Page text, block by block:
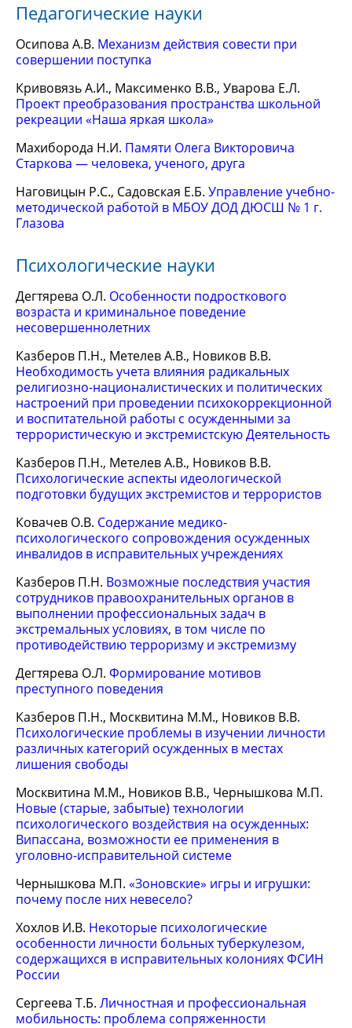
Педагогические науки
Осипова А.В. Механизм действия совести при
совершении поступка
Кривовязь А.И., Максименко В.В., Уварова Е.Л.
Проект преобразования пространства школьной
рекреации «Наша яркая школа»
Махиборода Н.И. Памяти Олега Викторовича
Старкова — человека, ученого, друга
Наговицын Р.С., Садовская Е.Б. Управление учебно-
методической работой в МБОУ ДОД ДЮСШ № 1 г.
Глазова
Психологические науки
Дегтярева О.Л. Особенности подросткового
возраста и криминальное поведение
несовершеннолетних
Казберов П.Н., Метелев А.В., Новиков В.В.
Необходимость учета влияния радикальных
религиозно-националистических и политических
настроений при проведении психокоррекционной
и воспитательной работы с осужденными за
террористическую и экстремистскую Деятельность
Казберов П.Н., Метелев А.В., Новиков В.В.
Психологические аспекты идеологической
подготовки будущих экстремистов и террористов
Ковачев О.В. Содержание медико-
психологического сопровождения осужденных
инвалидов в исправительных учреждениях
Казберов П.Н. Возможные последствия участия
сотрудников правоохранительных органов в
выполнении профессиональных задач в
экстремальных условиях, в том числе по
противодействию терроризму и экстремизму
Дегтярева О.Л. Формирование мотивов
преступного поведения
Казберов П.Н., Москвитина М.М., Новиков В.В.
Психологические проблемы в изучении личности
различных категорий осужденных в местах
лишения свободы
Москвитина М.М., Новиков В.В., Чернышкова М.П.
Новые (старые, забытые) технологии
психологического воздействия на осужденных:
Випассана, возможности ее применения в
уголовно-исправительной системе
Чернышкова М.П. «Зоновские» игры и игрушки:
почему после них невесело?
Хохлов И.В. Некоторые психологические
особенности личности больных туберкулезом,
содержащихся в исправительных колониях ФСИН
России
Сергеева Т.Б. Личностная и профессиональная
мобильность: проблема сопряженности